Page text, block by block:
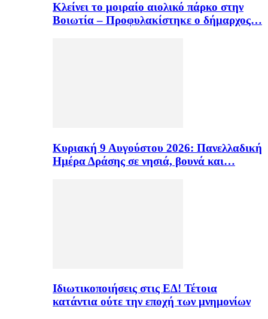
Κλείνει το μοιραίο αιολικό πάρκο στην
Βοιωτία – Προφυλακίστηκε ο δήμαρχος…
Κυριακή 9 Αυγούστου 2026: Πανελλαδική
Ημέρα Δράσης σε νησιά, βουνά και…
Ιδιωτικοποιήσεις στις ΕΔ! Τέτοια
κατάντια ούτε την εποχή των μνημονίων